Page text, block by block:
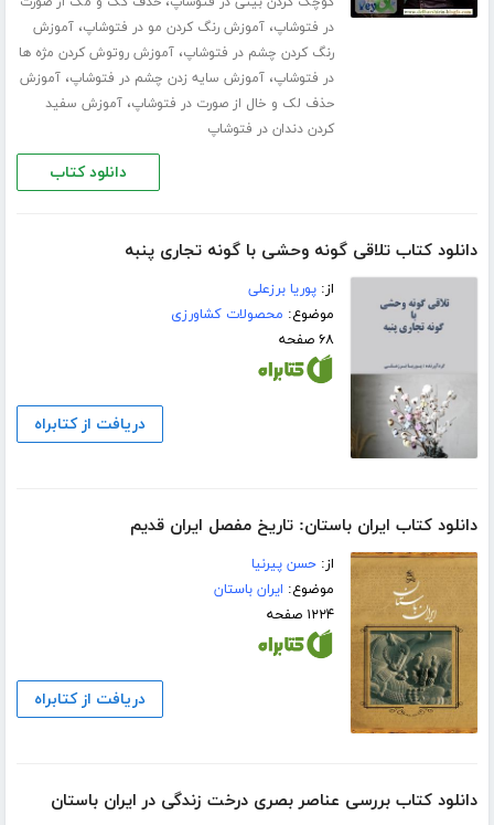
در فتوشاپ،آموزش رنگ کردن مو در فتوشاپ،آموزش
رنگ کردن چشم در فتوشاپ،آموزش روتوش کردن مژه ها
در فتوشاپ،آموزش سایه زدن چشم در فتوشاپ،آموزش
حذف لک و خال از صورت در فتوشاپ،آموزش سفید
کردن دندان در فتوشاپ
دانلود کتاب
دانلود کتاب تلاقی گونه وحشی با گونه تجاری پنبه
از:پوریا برزعلی
موضوع: محصولات کشاورزی
۶۸ صفحه
دریافت از کتابراه
دانلود کتاب ایران باستان: تاریخ مفصل ایران قدیم
از:حسن پیرنیا
موضوع: ایران باستان
۱۲۲۴ صفحه
دریافت از کتابراه
دانلود کتاب بررسی عناصر بصری درخت زندگی در ایران باستان